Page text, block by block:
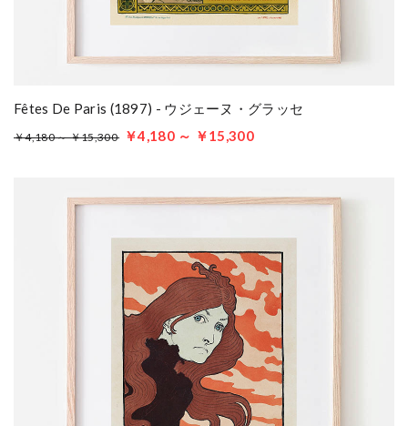
Fêtes De Paris (1897) - ウジェーヌ・グラッセ
￥4,180 ～ ￥15,300 ￥4,180 ～ ￥15,300